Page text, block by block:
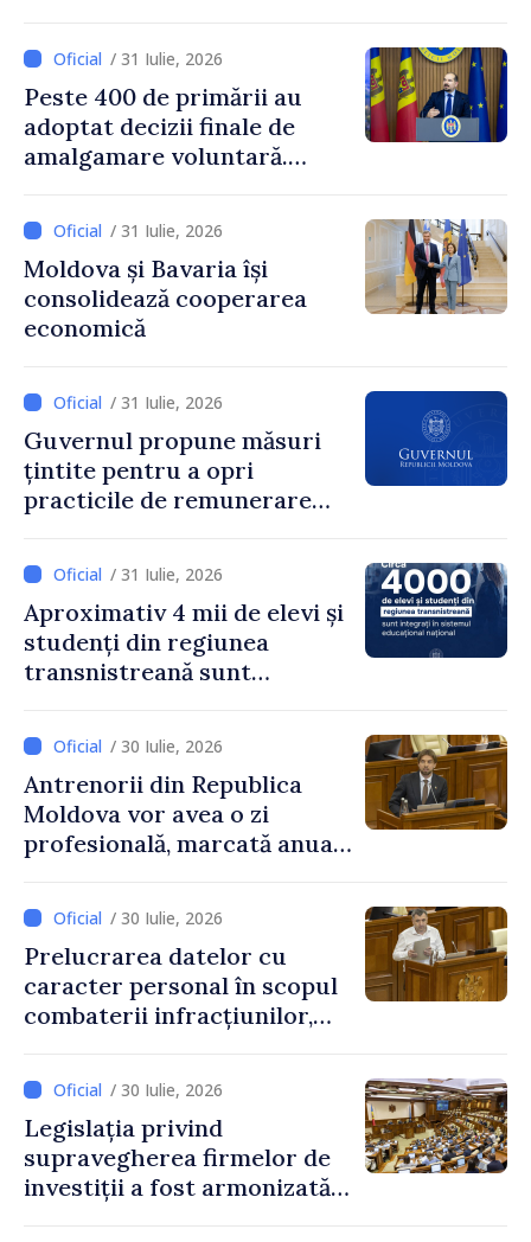
și însărcinatul cu afaceri al
SUA, Nick Pietrowicz
/ 31 Iulie, 2026
Peste 400 de primării au
adoptat decizii finale de
amalgamare voluntară.
Guvernului, Alexei Buzu:
„85,5% dintre primării au
inițiat procesul. Le
mulțumim aleșilor locali
pentru că au pus pe primul
dezvoltar
/ 31 Iulie, 2026
Moldova și Bavaria își
consolidează cooperarea
economică
/ 31 Iulie, 2026
Guvernul propune măsuri
țintite pentru a opri
practicile de remunerare
/ 31 Iulie, 2026
Aproximativ 4 mii de elevi și
studenți din regiunea
transnistreană sunt
educațional național
/ 30 Iulie, 2026
Antrenorii din Republica
Moldova vor avea o zi
profesională, marcată anual
/ 30 Iulie, 2026
Prelucrarea datelor cu
caracter personal în scopul
combaterii infracțiunilor,
/ 30 Iulie, 2026
Legislația privind
supravegherea firmelor de
investiții a fost armonizată